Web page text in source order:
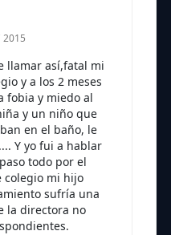
2015
llamar así,fatal mi
y a los 2 meses
fobia y miedo al
y un niño que
en el baño, le
Y yo fui a hablar
todo por el
colegio mi hijo
sufría una
la directora no